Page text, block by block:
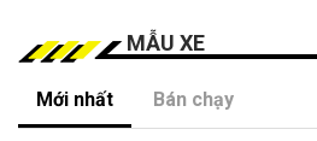
MẪU XE
Mới nhất Bán chạy